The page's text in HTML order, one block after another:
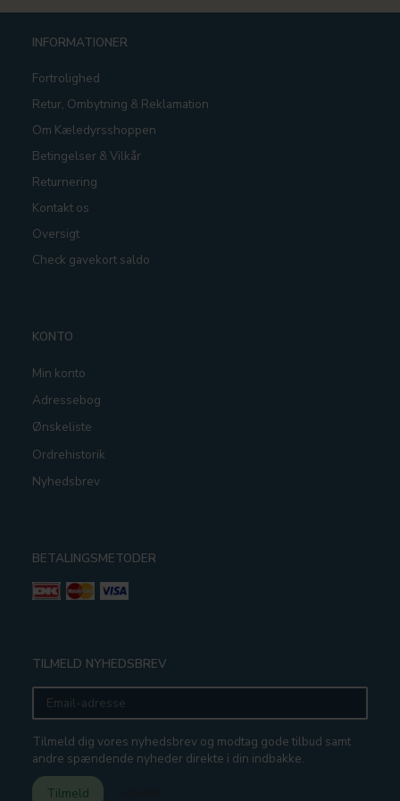
INFORMATIONER
Fortrolighed
Retur, Ombytning & Reklamation
Om Kæledyrsshoppen
Betingelser & Vilkår
Returnering
Kontakt os
Oversigt
Check gavekort saldo
KONTO
Min konto
Adressebog
Ønskeliste
Ordrehistorik
Nyhedsbrev
BETALINGSMETODER
TILMELD NYHEDSBREV
Email-
adresse
Tilmeld dig vores nyhedsbrev og modtag gode tilbud samt
andre spændende nyheder direkte i din indbakke.
Tilmeld